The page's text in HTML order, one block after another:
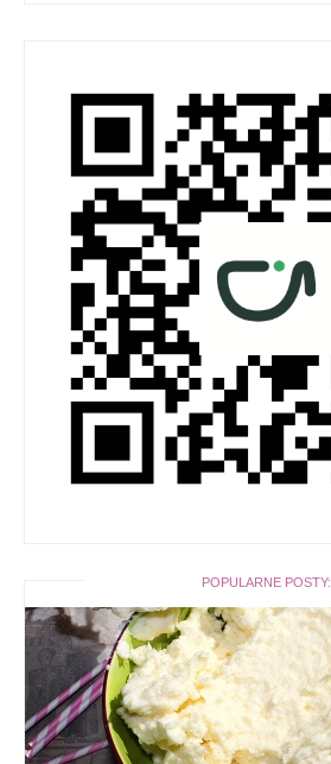
POPULARNE POSTY: